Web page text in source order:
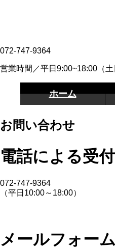
072-747-9364
営業時間／平日9:00~18:00（土
ホーム
お問い合わせ
電話による受付
072-747-9364
（平日10:00～18:00）
メールフォー